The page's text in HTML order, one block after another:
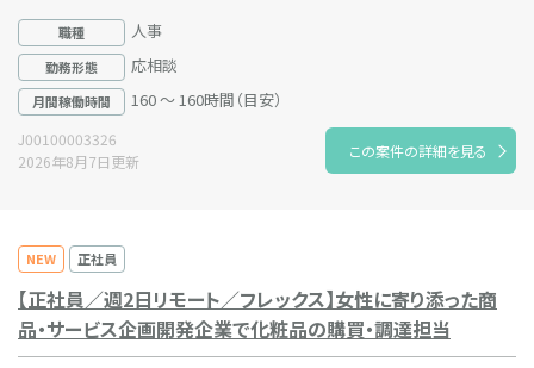
職種 人事
勤務形態 応相談
月間稼働時間 160 ～ 160時間（目安）
J00100003326
2026年8月7日更新
この案件の詳細を見る
NEW 正社員
【正社員／週2日リモート／フレックス】女性に寄り添った商
品・サービス企画開発企業で化粧品の購買・調達担当